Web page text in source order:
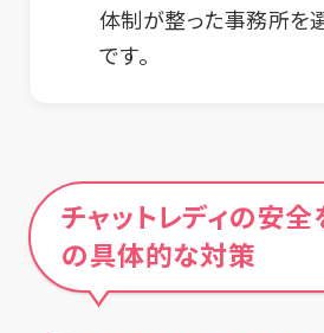
体制が整った事務所を
です。
チャットレディの安
の具体的な対策